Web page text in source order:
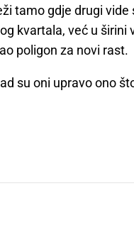
tamo gdje drugi vide
kvartala, već u širini
poligon za novi rast.
su oni upravo ono